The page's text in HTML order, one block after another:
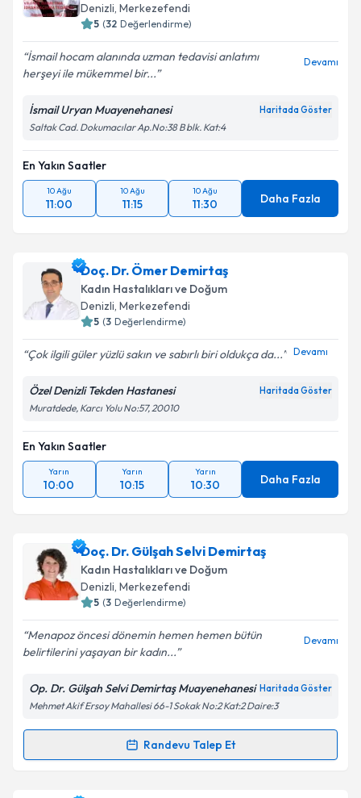
Denizli, Merkezefendi
5 (32 Değerlendirme)
İsmail hocam alanında uzman tedavisi anlatımı
herşeyi ile mükemmel bir...
Devamı
İsmail Uryan Muayenehanesi Haritada Göster
Saltak Cad. Dokumacılar Ap.No:38 B blk. Kat:4
En Yakın Saatler
10 Ağu
11:00
10 Ağu
11:15
10 Ağu
11:30 Daha Fazla
Doç. Dr. Ömer Demirtaş
Kadın Hastalıkları ve Doğum
Denizli, Merkezefendi
5 (3 Değerlendirme)
Çok ilgili güler yüzlü sakın ve sabırlı biri oldukça da... Devamı
Özel Denizli Tekden Hastanesi Haritada Göster
Muratdede, Karcı Yolu No:57, 20010
En Yakın Saatler
Yarın
10:00
Yarın
10:15
Yarın
10:30 Daha Fazla
Doç. Dr. Gülşah Selvi Demirtaş
Kadın Hastalıkları ve Doğum
Denizli, Merkezefendi
5 (3 Değerlendirme)
Menapoz öncesi dönemin hemen hemen bütün
belirtilerini yaşayan bir kadın...
Devamı
Op. Dr. Gülşah Selvi Demirtaş Muayenehanesi Haritada Göster
Mehmet Akif Ersoy Mahallesi 66-1 Sokak No:2 Kat:2 Daire:3
Randevu Talep Et
Randevu Takvimi Talebi